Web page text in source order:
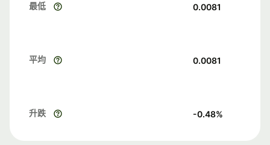
最低 0.0081
平均 0.0081
升跌 -0.48%